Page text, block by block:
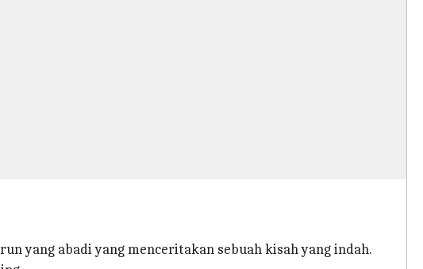
yang abadi yang menceritakan sebuah kisah yang indah.